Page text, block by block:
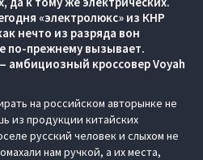
«электролюкс» из КНР
нечто из разряда вон
по-прежнему вызывает.
амбициозный кроссовер Voyah
на российском авторынке не
из продукции китайских
русский человек и слыхом не
нам ручкой, а их места,